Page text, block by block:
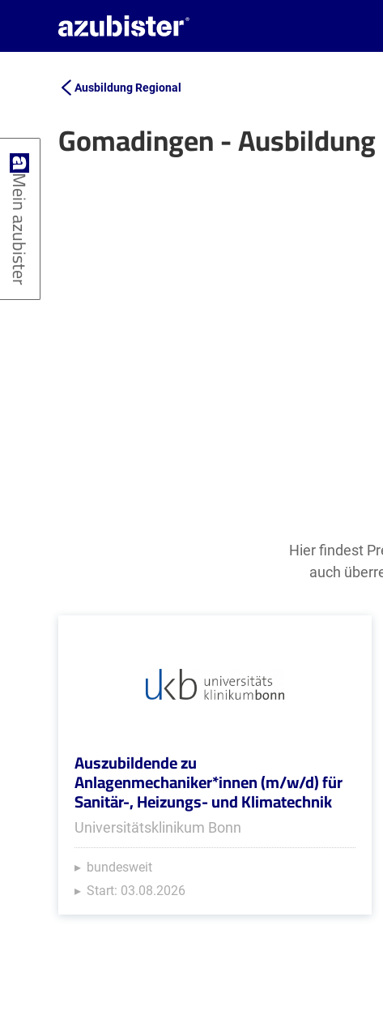
Ausbildung Regional
Gomadingen -
Hier findest
auch
Auszubildende zu
Anlagenmechaniker*innen (m/w/d) für
Sanitär-, Heizungs- und Klimatechnik
Universitätsklinikum Bonn
bundesweit
Start: 03.08.2026
Mein azubister